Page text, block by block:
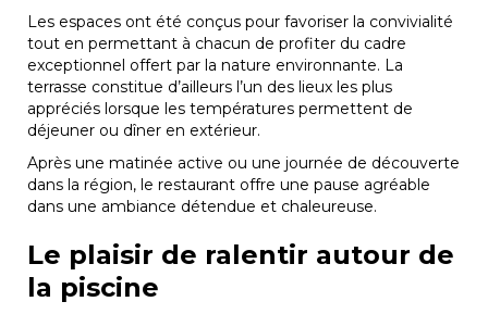
Les espaces ont été conçus pour favoriser la convivialité
tout en permettant à chacun de profiter du cadre
exceptionnel offert par la nature environnante. La
terrasse constitue d’ailleurs l’un des lieux les plus
appréciés lorsque les températures permettent de
déjeuner ou dîner en extérieur.
Après une matinée active ou une journée de découverte
dans la région, le restaurant offre une pause agréable
dans une ambiance détendue et chaleureuse.
Le plaisir de ralentir autour de
la piscine